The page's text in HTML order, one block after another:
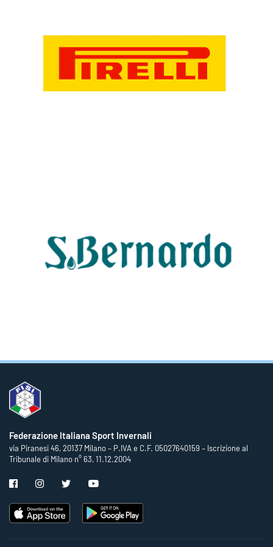
Federazione Italiana Sport Invernali
via Piranesi 46, 20137 Milano – P.IVA e C.F. 05027640159 – Iscrizione al
Tribunale di Milano n° 63, 11.12.2004